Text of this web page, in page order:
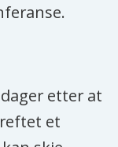
etter at
et